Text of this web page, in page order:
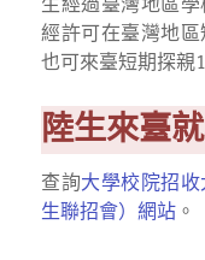
生經過臺灣地區
經許可在臺灣地
也可來臺短期探親
陸生來臺
查詢大學校院招
生聯招會）網站 。